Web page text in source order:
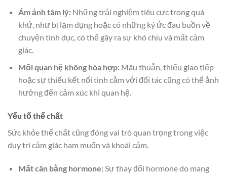
Ám ảnh tâm lý:Những trải nghiệm tiêu cực trong quá
khứ, như bị lạm dụng hoặc có những ký ức đau buồn về
chuyện tình dục, có thể gây ra sự khó chịu và mất cảm
giác.
Mối quan hệ không hòa hợp:Mâu thuẫn, thiếu giao tiếp
hoặc sự thiếu kết nối tình cảm với đối tác cũng có thể ảnh
hưởng đến cảm xúc khi quan hệ.
Yếu tố thể chất
Sức khỏe thể chất cũng đóng vai trò quan trọng trong việc
duy trì cảm giác ham muốn và khoái cảm.
Mất cân bằng hormone:Sự thay đổi hormone do mang